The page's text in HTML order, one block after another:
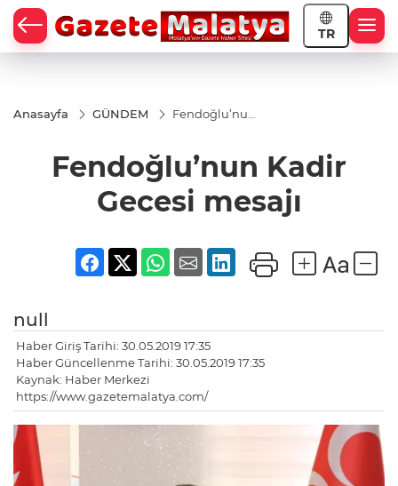
TR
Anasayfa GÜNDEM
Fendoğlu’nun
Fendoğlu’nun Kadir
Gecesi mesajı
null
Haber Giriş Tarihi: 30.05.2019 17:35
Haber Güncellenme Tarihi: 30.05.2019 17:35
Kaynak: Haber Merkezi
https://www.gazetemalatya.com/